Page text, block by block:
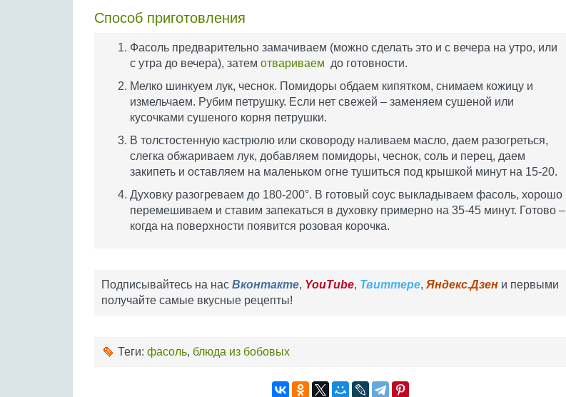
Способ приготовления
Фасоль предварительно замачиваем (можно сделать это и с вечера на утро, или
с утра до вечера), затем отвариваем до готовности.
Мелко шинкуем лук, чеснок. Помидоры обдаем кипятком, снимаем кожицу и
измельчаем. Рубим петрушку. Если нет свежей – заменяем сушеной или
кусочками сушеного корня петрушки.
В толстостенную кастрюлю или сковороду наливаем масло, даем разогреться,
слегка обжариваем лук, добавляем помидоры, чеснок, соль и перец, даем
закипеть и оставляем на маленьком огне тушиться под крышкой минут на 15-20.
Духовку разогреваем до 180-200°. В готовый соус выкладываем фасоль, хорошо
перемешиваем и ставим запекаться в духовку примерно на 35-45 минут. Готово –
когда на поверхности появится розовая корочка.
Подписывайтесь на нас Вконтакте, YouTube, Твиттере, Яндекс.Дзен и первыми
получайте самые вкусные рецепты!
Теги: фасоль, блюда из бобовых